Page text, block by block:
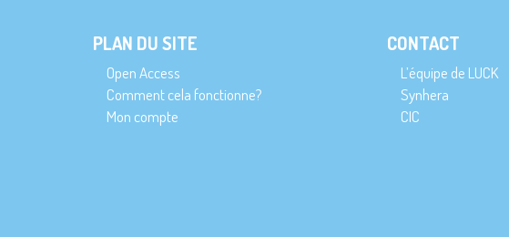
PLAN DU SITE
Open Access
Comment cela fonctionne?
Mon compte
CONTACT
L’équipe de LUCK
Synhera
CIC